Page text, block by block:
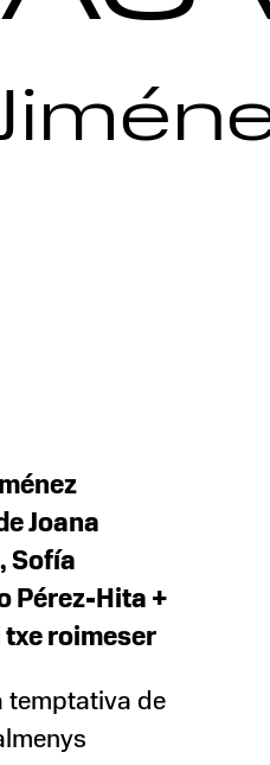
Joana
Sofía
Pérez-Hita +
txe roimeser
temptativa de